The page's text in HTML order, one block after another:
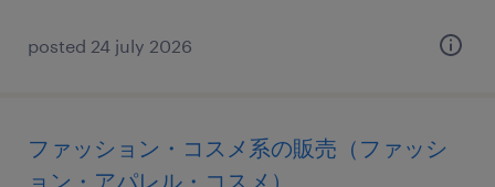
posted 24 july 2026
ファッション・コスメ系の販売（ファッシ
ョン・アパレル・コスメ）